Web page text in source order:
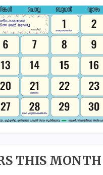
THIS MONTH